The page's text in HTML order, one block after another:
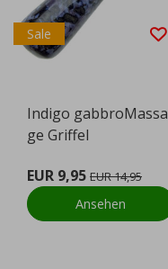
Sale
Indigo gabbroMassa
ge Griffel
EUR 9,95 EUR 14,95
Ansehen